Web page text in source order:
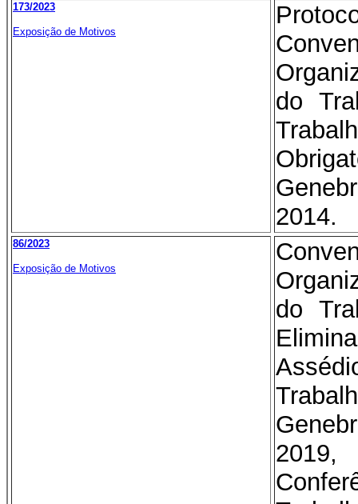
173/2023
Exposição de Motivos
do
2014.
86/2023
Exposição de Motivos
do